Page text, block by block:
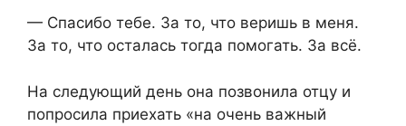
— Спасибо тебе. За то, что веришь в меня.
За то, что осталась тогда помогать. За всё.
На следующий день она позвонила отцу и
попросила приехать «на очень важный